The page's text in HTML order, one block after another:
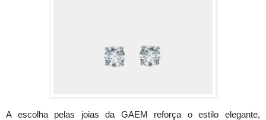
A escolha pelas joias da GAEM reforça o estilo elegante,